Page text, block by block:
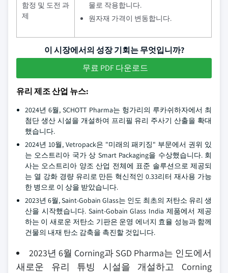
함정 및 도전 과
제
물로 작용합니다.
원자재 가격이 변동합니다.
이 시장에서의 성장 기회는 무엇입니까?
무료 PDF 다운로드
유리 제조 산업 뉴스:
2024년 6월, SCHOTT Pharma는 헝가리의 루카쉬하자에서 최
첨단 생산 시설을 개설하여 프리필 유리 주사기 산출을 확대
했습니다.
2024년 10월, Vetropack은 "미래의 패키징" 부문에서 권위 있
는 오스트리아 국가 상 Smart Packaging을 수상했습니다. 회
사는 오스트리아 양조 산업 전체에 표준 솔루션으로 제공되
는 열 강화 경량 유리로 만든 혁신적인 0.33리터 재사용 가능
한 병으로 이 상을 받았습니다.
2023년 6월, Saint-Gobain Glass는 인도 최초의 저탄소 유리 생
산을 시작했습니다. Saint-Gobain Glass India 제품에서 제공
하는 이 새로운 저탄소 기판은 운영 에너지 효율 성능과 함께
건물의 내재 탄소 감축을 촉진할 것입니다.
2023년 6월 Corning과 SGD Pharma는 인도에서
새로운 유리 튜빙 시설을 개설하고 Corning